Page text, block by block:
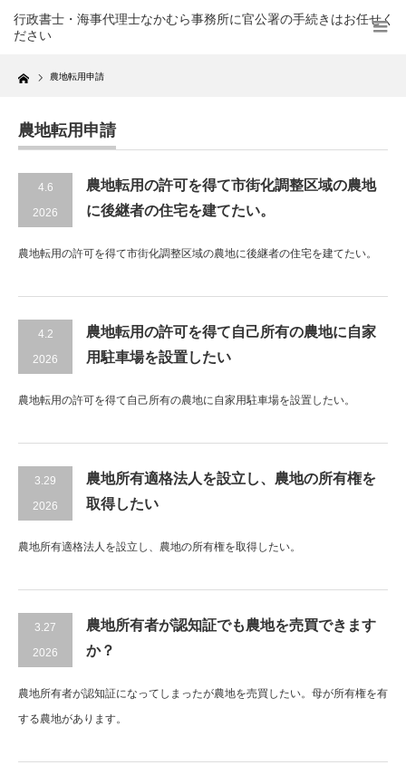
行政書士・海事代理士なかむら事務所に官公署の手続きはお任せく
ださい
Home 農地転用申請
農地転用申請
4.6
2026
農地転用の許可を得て市街化調整区域の農地
に後継者の住宅を建てたい。
農地転用の許可を得て市街化調整区域の農地に後継者の住宅を建てたい。
4.2
2026
農地転用の許可を得て自己所有の農地に自家
用駐車場を設置したい
農地転用の許可を得て自己所有の農地に自家用駐車場を設置したい。
3.29
2026
農地所有適格法人を設立し、農地の所有権を
取得したい
農地所有適格法人を設立し、農地の所有権を取得したい。
3.27
2026
農地所有者が認知証でも農地を売買できます
か？
農地所有者が認知証になってしまったが農地を売買したい。母が所有権を有
する農地があります。